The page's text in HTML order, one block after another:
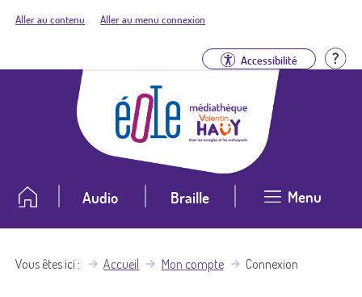
Aller au contenu Aller au menu connexion
Accessibilité
Audio Braille Menu
Vous êtes ici Accueil Mon compte Connexion